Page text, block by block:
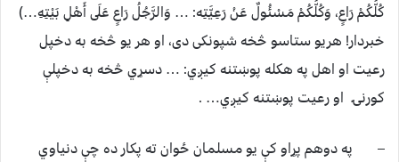
كُلُّكُمْ رَاعٍ، وَكُلُّكُمْ مَسْئُولٌ عَنْ رَعِيَّتِه: … وَالرَّجُلُ رَاعٍ عَلَى أَهْلِ بَيْتِهِ…)
خبردار! هریو ستاسو څخه شپونکی دی، او هر یو څخه به دخپل
رعیت او اهل په هکله پوښتنه کيږي: … دسړي څخه به دخپلې
کورنۍ او رعیت پوښتنه کيږي… .
– په دوهم پړاو کې یو مسلمان ځوان ته پکار ده چې دنياوي